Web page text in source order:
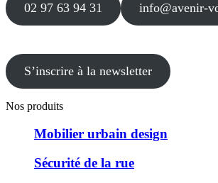
02 97 63 94 31 info@avenir-
S’inscrire à la newsletter
Nos produits
Mobilier urbain design
Sécurité de la rue